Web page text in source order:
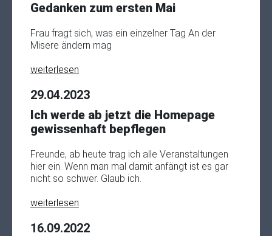
Gedanken zum ersten Mai
Frau fragt sich, was ein einzelner Tag An der
Misere ändern mag
weiterlesen
29.04.2023
Ich werde ab jetzt die Homepage
gewissenhaft bepflegen
Freunde, ab heute trag ich alle Veranstaltungen
hier ein. Wenn man mal damit anfängt ist es gar
nicht so schwer. Glaub ich.
weiterlesen
16.09.2022